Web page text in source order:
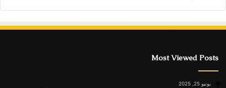
Most Viewed Posts
يونيو 25, 2025